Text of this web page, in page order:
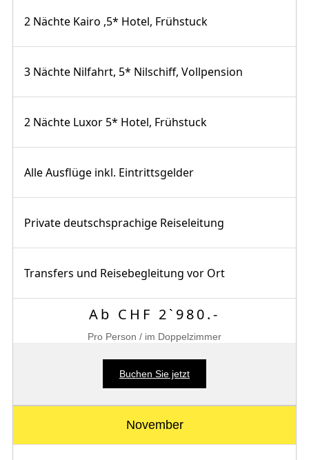
2 Nächte Kairo ,5* Hotel, Frühstuck
3 Nächte Nilfahrt, 5* Nilschiff, Vollpension
2 Nächte Luxor 5* Hotel, Frühstuck
Alle Ausflüge inkl. Eintrittsgelder
Private deutschsprachige Reiseleitung
Transfers und Reisebegleitung vor Ort
Ab CHF 2`980.-
Pro Person / im Doppelzimmer
Buchen Sie jetzt
November